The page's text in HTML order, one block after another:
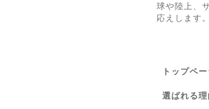
球や陸上、
応えします。
トップペ
選ばれる理